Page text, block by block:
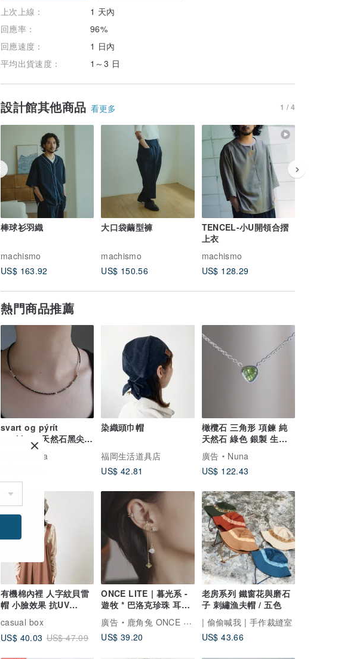
加入關注
上次上線：
1 天內
回應率：
96%
回應速度：
1 日內
平均出貨速度：
1～3 日
設計館其他商品 看更多 1 / 4
棒球衫羽織
machismo
US$ 163.92
大口袋繭型褲
machismo
US$ 150.56
TENCEL-小U開領合摺
上衣
machismo
US$ 128.29
熱門商品推薦
svart og pýrít
necklace 天然石黑尖晶
石 黃鐵礦 / 純銀 串珠
Nuna
染織頭巾帽
福岡生活道具店
US$ 42.81
橄欖石 三角形 項鍊 純
天然石 綠色 銀製 生日
禮物
廣告
Nuna
US$ 122.43
85 折
有機棉內裡 人字紋貝雷
帽 小臉效果 抗UV
UPF50+
casual box
US$ 40.03 US$ 47.09
ONCE LITE | 暮光系 -
遊牧 * 巴洛克珍珠 耳骨
夾 耳夾
廣告
鹿角兔 ONCE UPON A TIME
US$ 39.20
老房系列 鐵窗花與磨石
子 刺繡漁夫帽 / 五色
| 偷偷喊我 | 手作裁縫室
US$ 43.66